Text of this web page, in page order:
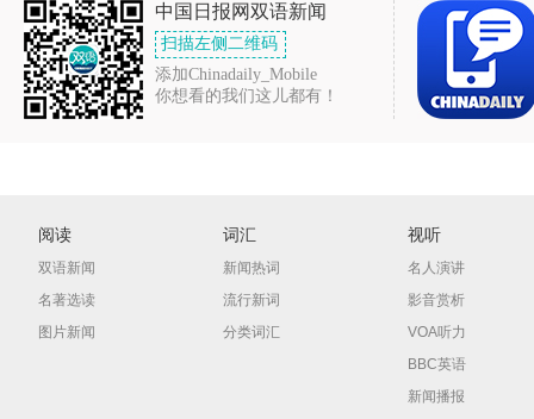
中国日报网双语新闻
扫描左侧二维码
添加Chinadaily_Mobile
你想看的我们这儿都有！
阅读
双语新闻
名著选读
图片新闻
词汇
新闻热词
流行新词
分类词汇
视听
名人演讲
影音赏析
VOA听力
BBC英语
新闻播报